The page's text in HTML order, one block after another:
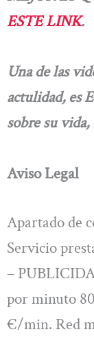
ESTE LINK.
Una de las
actulidad, es
sobre su
Aviso Legal
Apartado de
Servicio
–
por minuto
€/min. Red